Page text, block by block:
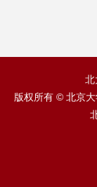
北
版权所有 © 北京